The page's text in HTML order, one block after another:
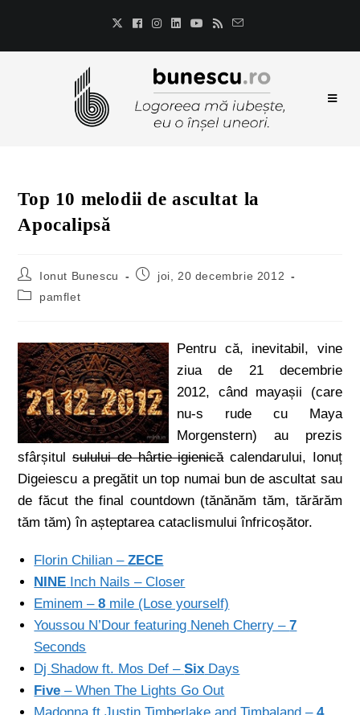
Top 10 melodii de ascultat la
Apocalipsă
Ionut Bunescu
joi, 20 decembrie 2012
pamflet
Pentru că, inevitabil, vine
ziua de 21 decembrie
2012, când mayașii (care
nu-s rude cu Maya
Morgenstern) au prezis
sfârșitulsulului de hârtie igienicăcalendarului, Ionuț
Digeiescu a pregătit un top numai bun de ascultat sau
de făcut the final countdown (tănănăm tăm, tărărăm
tăm tăm) în așteptarea cataclismului înfricoșător.
Florin Chilian –ZECE
NINE Inch Nails – Closer
Eminem –8 mile (Lose yourself)
Youssou N’Dour featuring Neneh Cherry –7
Seconds
Dj Shadow ft. Mos Def –Six Days
Five – When The Lights Go Out